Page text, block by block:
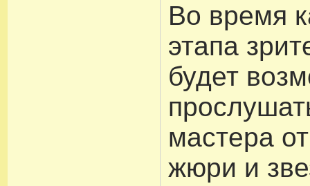
Во время
этапа
будет
мастера
жюри и